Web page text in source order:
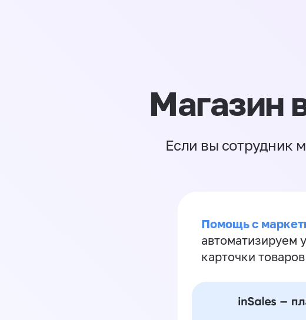
Магазин
Если вы сотрудник
Помощь с
автоматизируем
карточки